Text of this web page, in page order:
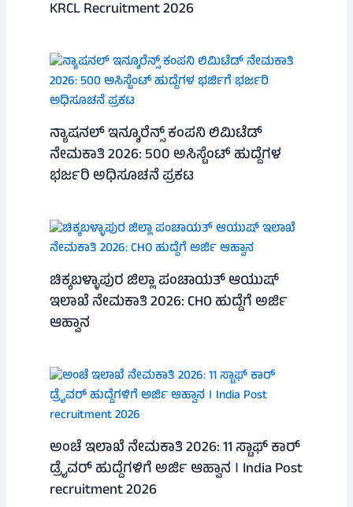
KRCL Recruitment 2026
ನ್ಯಾಷನಲ್ ಇನ್ಶೂರೆನ್ಸ್ ಕಂಪನಿ ಲಿಮಿಟೆಡ್
ನೇಮಕಾತಿ 2026: 500 ಅಸಿಸ್ಟೆಂಟ್ ಹುದ್ದೆಗಳ
ಭರ್ಜರಿ ಅಧಿಸೂಚನೆ ಪ್ರಕಟ
ಚಿಕ್ಕಬಳ್ಳಾಪುರ ಜಿಲ್ಲಾ ಪಂಚಾಯತ್ ಆಯುಷ್
ಇಲಾಖೆ ನೇಮಕಾತಿ 2026: CHO ಹುದ್ದೆಗೆ ಅರ್ಜಿ
ಆಹ್ವಾನ
ಅಂಚೆ ಇಲಾಖೆ ನೇಮಕಾತಿ 2026: 11 ಸ್ಟಾಫ್ ಕಾರ್
ಡ್ರೈವರ್ ಹುದ್ದೆಗಳಿಗೆ ಅರ್ಜಿ ಆಹ್ವಾನ । India Post
recruitment 2026